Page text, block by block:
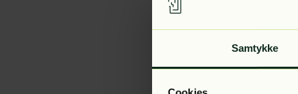
Samtykke